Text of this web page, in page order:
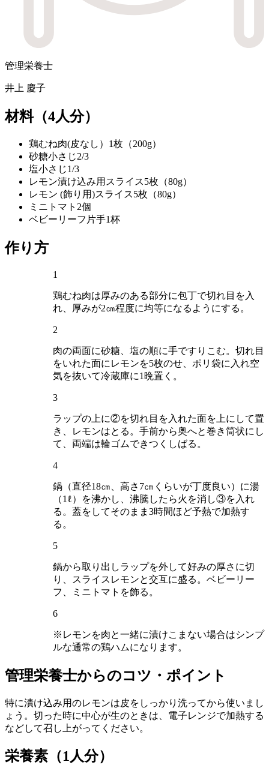
管理栄養士
井上 慶子
材料（4人分）
鶏むね肉(皮なし） 1枚（200g）
砂糖小さじ2/3
塩小さじ1/3
レモン漬け込み用 スライス5枚（80g）
レモン (飾り用)スライス5枚（80g）
ミニトマト 2個
ベビーリーフ 片手1杯
作り方
1
鶏むね肉は厚みのある部分に包丁で切れ目を入
れ、厚みが2㎝程度に均等になるようにする。
2
肉の両面に砂糖、塩の順に手ですりこむ。切れ目
をいれた面にレモンを5枚のせ、ポリ袋に入れ空
気を抜いて冷蔵庫に1晩置く。
3
ラップの上に②を切れ目を入れた面を上にして置
き、レモンはとる。手前から奥へと巻き筒状にし
て、両端は輪ゴムできつくしばる。
4
鍋（直径18㎝、高さ7㎝くらいが丁度良い）に湯
（1ℓ）を沸かし、沸騰したら火を消し③を入れ
る。蓋をしてそのまま3時間ほど予熱で加熱す
る。
5
鍋から取り出しラップを外して好みの厚さに切
り、スライスレモンと交互に盛る。ベビーリー
フ、ミニトマトを飾る。
6
※レモンを肉と一緒に漬けこまない場合はシンプ
ルな通常の鶏ハムになります。
管理栄養士からのコツ・ポイント
特に漬け込み用のレモンは皮をしっかり洗ってから使いまし
ょう。切った時に中心が生のときは、電子レンジで加熱する
などして召し上がってください。
栄養素 （1人分）